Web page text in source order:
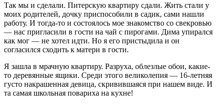
Так мы и сделали. Питерскую квартиру сдали. Жить стали у
моих родителей, дочку приспособили в садик, сами нашли
работу. И тогда-то и состоялось мое знакомство со свекровью
— нас пригласили в гости на чай с пирогами. Дима упирался
как мог — не хотел идти. Но я его пристыдила и он
согласился сходить к матери в гости.
Я зашла в мрачную квартиру. Разруха, облезлые обои, какие-
то деревянные ящики. Среди этого великолепия — 16-летняя
густо накрашенная девица, скривившаяся при нашем виде. И
та самая школьная повариха на кухне!